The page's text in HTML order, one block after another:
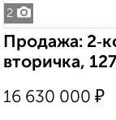
2
Продажа:
вторичка,
16 630 000 ₽